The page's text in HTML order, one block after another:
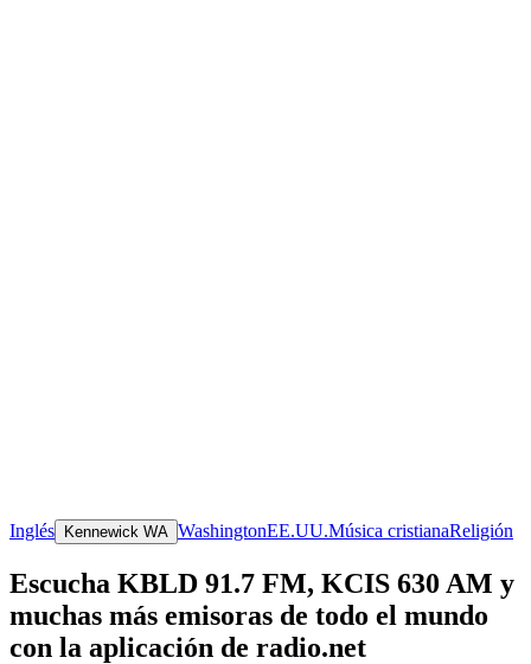
Inglés Kennewick WA WashingtonEE.UU.Música cristianaReligión
Escucha KBLD 91.7 FM, KCIS 630 AM y
muchas más emisoras de todo el mundo
con la aplicación de radio.net